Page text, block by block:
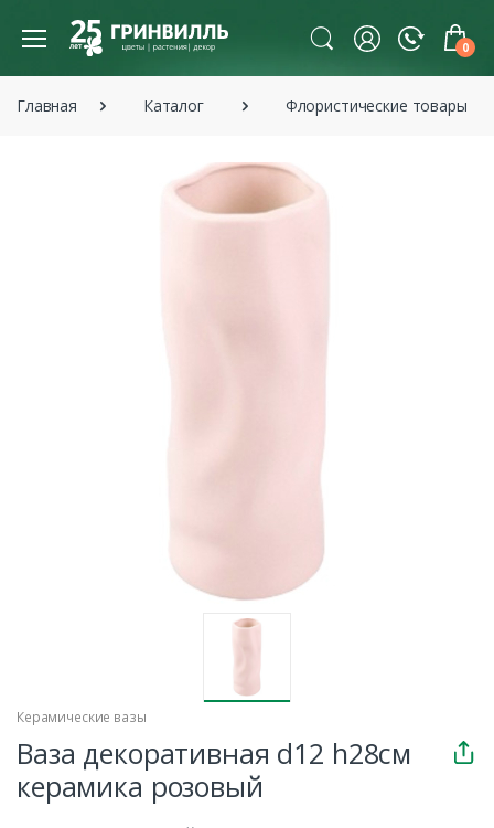
0
Главная Каталог Флористические товары
Керамические вазы
Ваза декоративная d12 h28см
керамика розовый